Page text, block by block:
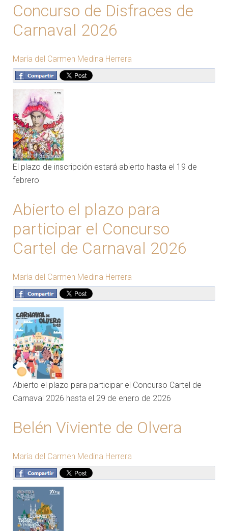
Concurso de Disfraces de
Carnaval 2026
María del Carmen Medina Herrera
El plazo de inscripción estará abierto hasta el 19 de
febrero
Abierto el plazo para
participar el Concurso
Cartel de Carnaval 2026
María del Carmen Medina Herrera
Abierto el plazo para participar el Concurso Cartel de
Carnaval 2026 hasta el 29 de enero de 2026
Belén Viviente de Olvera
María del Carmen Medina Herrera